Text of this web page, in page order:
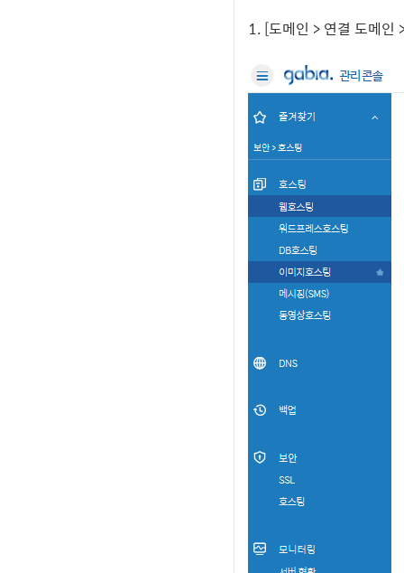
1. [도메인 > 연결 도메인